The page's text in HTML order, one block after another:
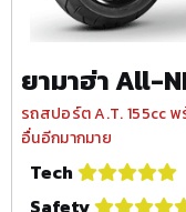
ยามาฮ่า All-
รถสปอร์ต A.T. 155cc
อื่นอีกมากมาย
Tech
Safety